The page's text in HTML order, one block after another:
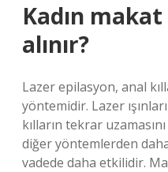
Kadın makat
alınır?
Lazer epilasyon, anal
yöntemidir. Lazer
kılların tekrar
diğer yöntemlerden
vadede daha etkilidir.